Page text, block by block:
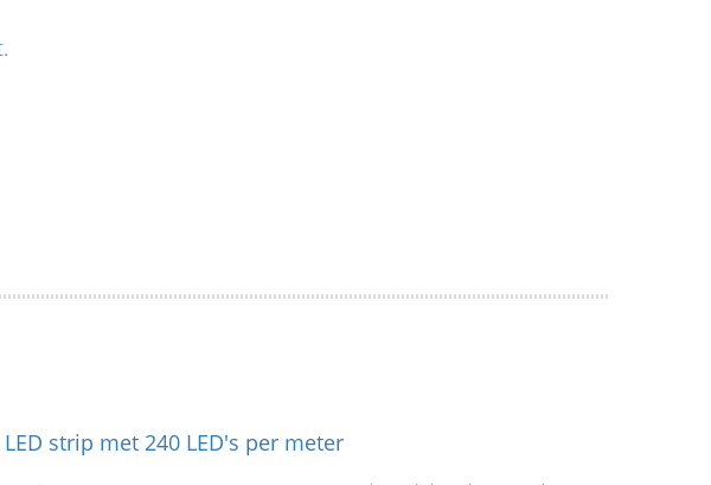
.
LED strip met 240 LED's per meter